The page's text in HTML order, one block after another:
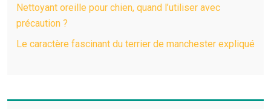
Nettoyant oreille pour chien, quand l’utiliser avec
précaution ?
Le caractère fascinant du terrier de manchester expliqué